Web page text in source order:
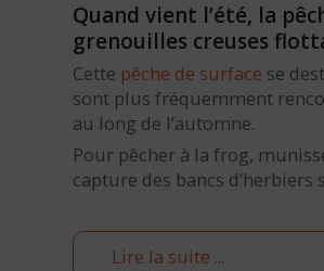
Quand vient l’été, la
grenouilles creuses
Cette pêche de surface se
sont plus fréquemment
au long de l’automne.
Pour pêcher à la frog,
capture des bancs d’herbiers
Lire la suite ...